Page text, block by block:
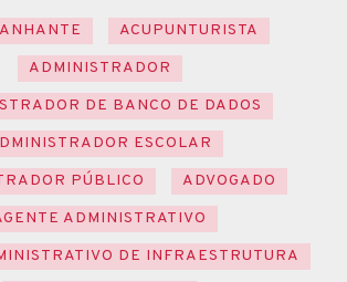
ACUPUNTURISTA
ADMINISTRADOR
DE BANCO DE DADOS
ESCOLAR
PÚBLICO
ADVOGADO
ADMINISTRATIVO
DE INFRAESTRUTURA